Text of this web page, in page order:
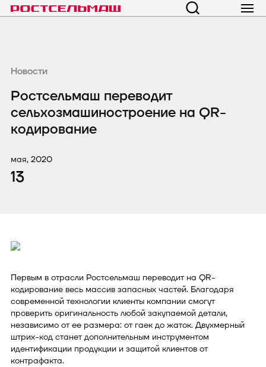
Новости
Ростсельмаш переводит
сельхозмашиностроение на QR-
кодирование
мая, 2020
13
Первым в отрасли Ростсельмаш переводит на QR-
кодирование весь массив запасных частей. Благодаря
современной технологии клиенты компании смогут
проверить оригинальность любой закупаемой детали,
независимо от ее размера: от гаек до жаток. Двухмерный
штрих-код станет дополнительным инструментом
идентификации продукции и защитой клиентов от
контрафакта.